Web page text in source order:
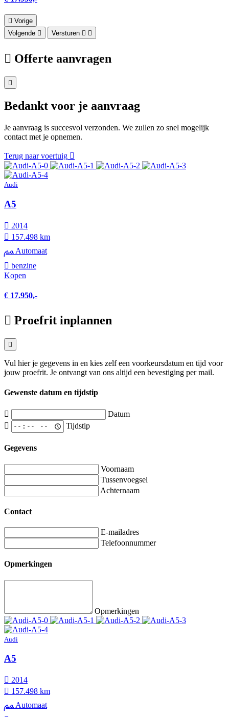
Vorige
Volgende
Versturen
Offerte aanvragen
Bedankt voor je aanvraag
Je aanvraag is succesvol verzonden. We zullen zo snel mogelijk
contact met je opnemen.
Terug naar voertuig
Audi
A5
2014
157.498 km
Automaat
benzine
Kopen
€ 17.950,-
Proefrit inplannen
Vul hier je gegevens in en kies zelf een voorkeursdatum en tijd voor
jouw proefrit. Je ontvangt van ons altijd een bevestiging per mail.
Gewenste datum en tijdstip
Datum
Tijdstip
Gegevens
Voornaam
Tussenvoegsel
Achternaam
Contact
E-mailadres
Telefoonnummer
Opmerkingen
Opmerkingen
Audi
A5
2014
157.498 km
Automaat